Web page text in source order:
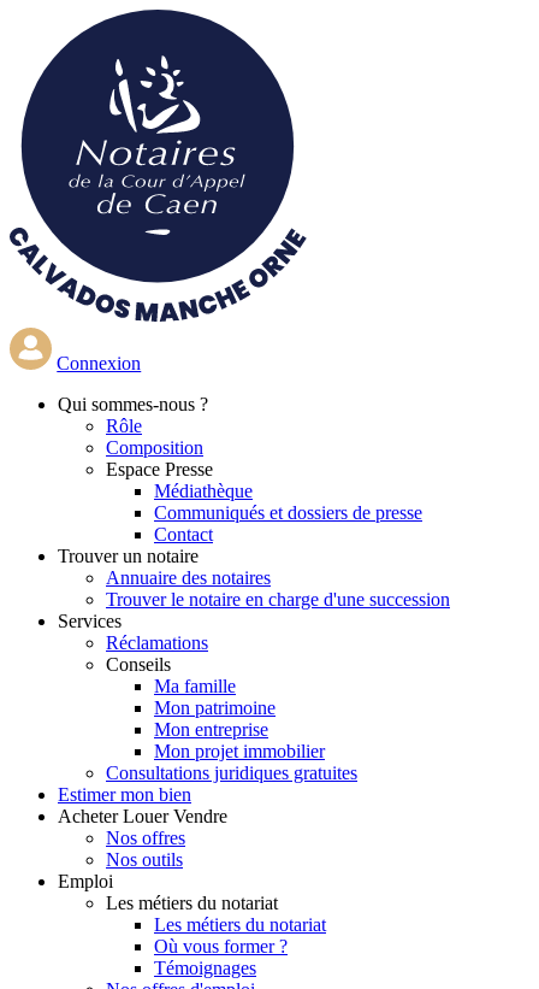
contenu
principal
Connexion
Qui sommes-nous ?
Rôle
Composition
Espace Presse
Médiathèque
Communiqués et dossiers de presse
Contact
Trouver un notaire
Annuaire des notaires
Trouver le notaire en charge d'une succession
Services
Réclamations
Conseils
Ma famille
Mon patrimoine
Mon entreprise
Mon projet immobilier
Consultations juridiques gratuites
Estimer mon bien
Acheter Louer Vendre
Nos offres
Nos outils
Emploi
Les métiers du notariat
Les métiers du notariat
Où vous former ?
Témoignages